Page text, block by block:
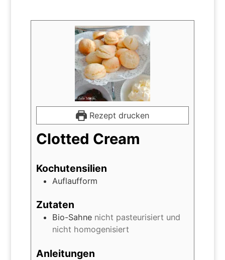
Rezept drucken
Clotted Cream
Kochutensilien
Auflaufform
Zutaten
Bio-Sahne nicht pasteurisiert und
nicht homogenisiert
Anleitungen